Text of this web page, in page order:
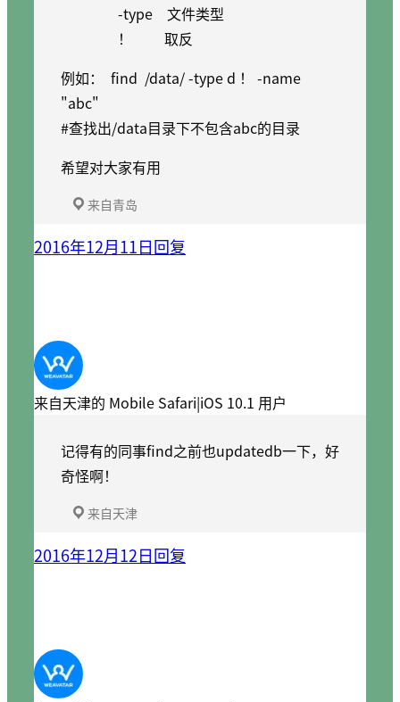
-type 文件类型
！ 取反
例如： find /data/ -type d ！ -name
"abc"
#查找出/data目录下不包含abc的目录
希望对大家有用
来自青岛
2016年12月11日回复
来自天津的 Mobile Safari|iOS 10.1 用户
记得有的同事find之前也updatedb一下，好
奇怪啊！
来自天津
2016年12月12日回复